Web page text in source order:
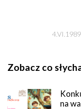
Zobacz co
na